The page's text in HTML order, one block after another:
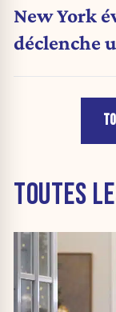
New York
déclenche
TOUTES